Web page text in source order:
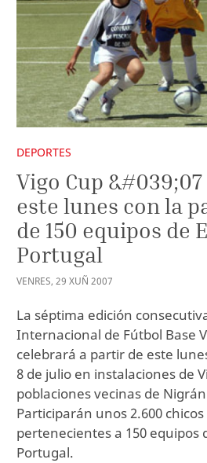
DEPORTES
Vigo Cup
este lunes con la
de 150 equipos de
Portugal
VENRES, 29 XUÑ 2007
La séptima edición
Internacional de Fútbol Base
celebrará a partir de este
8 de julio en instalaciones de
poblaciones vecinas de
Participarán unos 2.600 chicos
pertenecientes a 150 equipos
Portugal.